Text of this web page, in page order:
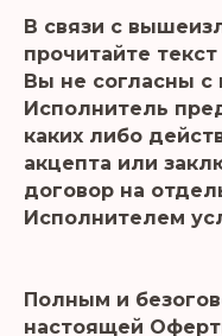
В связи с
прочитайте
Вы не согласны с
Исполнитель
каких либо
акцепта или
договор на
Исполнителем
Полным и
настоящей